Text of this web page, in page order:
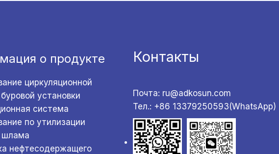
о продукте
циркуляционной
установки
система
по утилизации
шлама
нефтесодержащего
Контакты
Почта: ru@adkosun.com
Тел.: +86 13379250593(WhatsApp)